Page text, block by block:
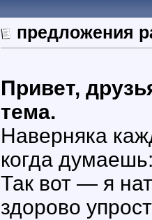
предложения
Привет,
тема.
Наверняка
когда
Так вот — я
здорово